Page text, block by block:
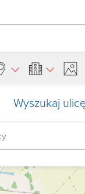
Wyszukaj